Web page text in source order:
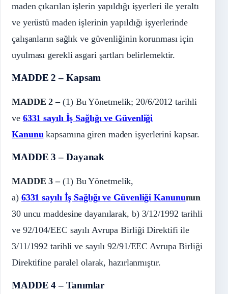
maden çıkarılan işlerin yapıldığı işyerleri ile yeraltı
ve yerüstü maden işlerinin yapıldığı işyerlerinde
çalışanların sağlık ve güvenliğinin korunması için
uyulması gerekli asgari şartları belirlemektir.
MADDE 2 – Kapsam
MADDE 2 –(1) Bu Yönetmelik; 20/6/2012 tarihli
ve 6331 sayılı İş Sağlığı ve Güvenliği
Kanunu kapsamına giren maden işyerlerini kapsar.
MADDE 3 – Dayanak
MADDE 3 –(1) Bu Yönetmelik,
a) 6331 sayılı İş Sağlığı ve Güvenliği Kanununun
30 uncu maddesine dayanılarak, b) 3/12/1992 tarihli
ve 92/104/EEC sayılı Avrupa Birliği Direktifi ile
3/11/1992 tarihli ve sayılı 92/91/EEC Avrupa Birliği
Direktifine paralel olarak, hazırlanmıştır.
MADDE 4 – Tanımlar